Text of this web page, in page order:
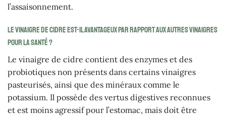
l’assaisonnement.
Le vinaigre de cidre est-il avantageux par rapport aux autres vinaigres
pour la santé ?
Le vinaigre de cidre contient des enzymes et des
probiotiques non présents dans certains vinaigres
pasteurisés, ainsi que des minéraux comme le
potassium. Il possède des vertus digestives reconnues
et est moins agressif pour l’estomac, mais doit être